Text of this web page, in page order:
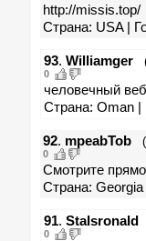
http://missis.top/
Страна: USA |
93. Williamger
0
человечный
Страна: Oman |
92. mpeabTob
0
Смотрите
Страна:
91. Stalsronald
0